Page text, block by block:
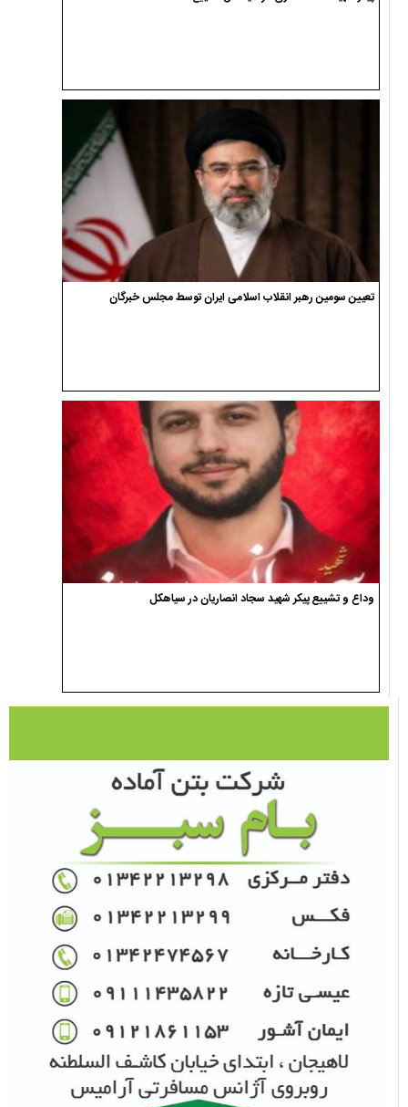
تعیین سومین رهبر انقلاب اسلامی ایران توسط مجلس خبرگان
وداع و تشییع پیکر شهید سجاد انصاریان در سیاهکل